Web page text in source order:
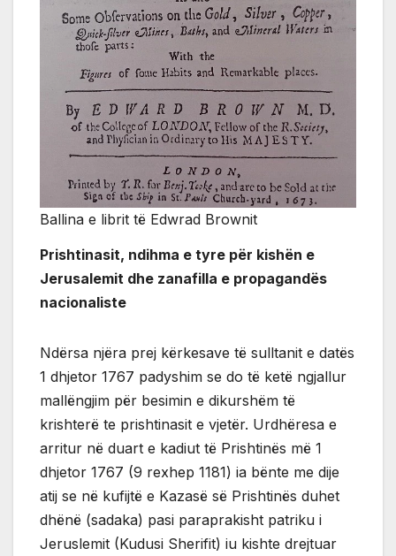
Ballina e librit të Edwrad Brownit
Prishtinasit, ndihma e tyre për kishën e
Jerusalemit dhe zanafilla e propagandës
nacionaliste
Ndërsa njëra prej kërkesave të sulltanit e datës
1 dhjetor 1767 padyshim se do të ketë ngjallur
mallëngjim për besimin e dikurshëm të
krishterë te prishtinasit e vjetër. Urdhëresa e
arritur në duart e kadiut të Prishtinës më 1
dhjetor 1767 (9 rexhep 1181) ia bënte me dije
atij se në kufijtë e Kazasë së Prishtinës duhet
dhënë (sadaka) pasi paraprakisht patriku i
Jeruslemit (Kudusi Sherifit) iu kishte drejtuar